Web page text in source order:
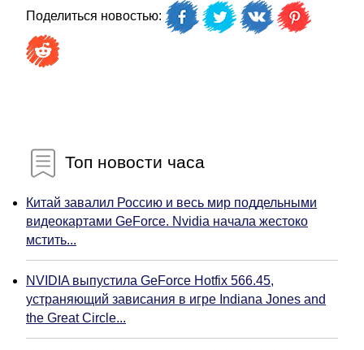
Поделиться новостью:
Топ новости часа
Китай завалил Россию и весь мир поддельными
видеокартами GeForce. Nvidia начала жестоко
мстить...
NVIDIA выпустила GeForce Hotfix 566.45,
устраняющий зависания в игре Indiana Jones and
the Great Circle...